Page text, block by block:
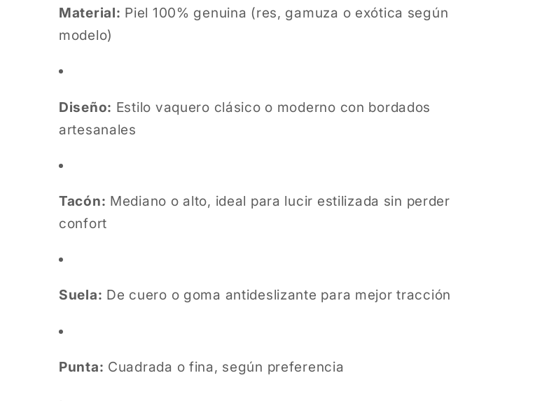
Material: Piel 100% genuina (res, gamuza o exótica según
modelo)
Diseño: Estilo vaquero clásico o moderno con bordados
artesanales
Tacón: Mediano o alto, ideal para lucir estilizada sin perder
confort
Suela: De cuero o goma antideslizante para mejor tracción
Punta: Cuadrada o fina, según preferencia